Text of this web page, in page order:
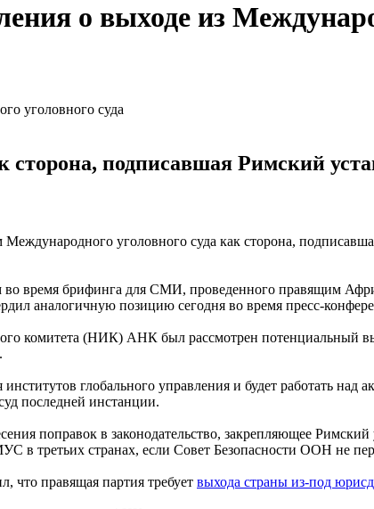
о выходе из
подписавшая Римский
уголовного суда как сторона,
во время брифинга для СМИ, проведенного правящим
аналогичную позицию сегодня во время пресс-
комитета (НИК) АНК был рассмотрен потенциальный
глобального управления и будет работать над
последней инстанции.
поправок в законодательство, закрепляющее
в третьих странах, если Совет Безопасности ООН не
правящая партия требует выхода страны из-под